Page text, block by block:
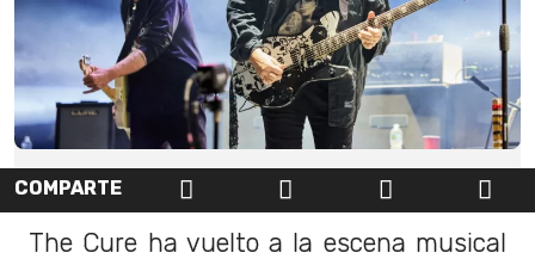
COMPARTE
The Cure ha vuelto a la escena musical